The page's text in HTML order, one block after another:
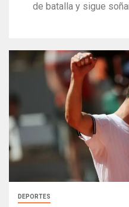
de batalla y sigue
DEPORTES